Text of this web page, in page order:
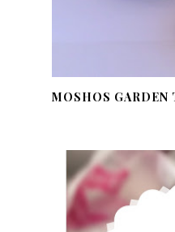
MOSHOS GARDEN